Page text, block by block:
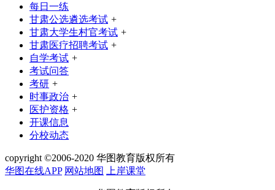
每日一练
甘肃公选遴选考试 +
甘肃大学生村官考试 +
甘肃医疗招聘考试 +
自学考试 +
考试问答
考研 +
时事政治 +
医护资格 +
开课信息
分校动态
copyright ©2006-2020 华图教育版权所有
华图在线APP 网站地图 上岸课堂